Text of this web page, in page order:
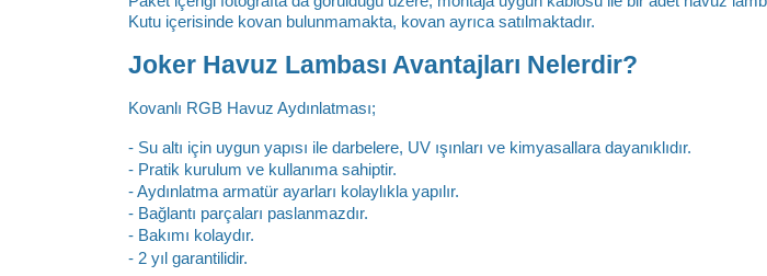
Kutu içerisinde kovan bulunmamakta, kovan ayrıca satılmaktadır.
Joker Havuz Lambası Avantajları Nelerdir?
Kovanlı RGB Havuz Aydınlatması;
- Su altı için uygun yapısı ile darbelere, UV ışınları ve kimyasallara dayanıklıdır.
- Pratik kurulum ve kullanıma sahiptir.
- Aydınlatma armatür ayarları kolaylıkla yapılır.
- Bağlantı parçaları paslanmazdır.
- Bakımı kolaydır.
- 2 yıl garantilidir.